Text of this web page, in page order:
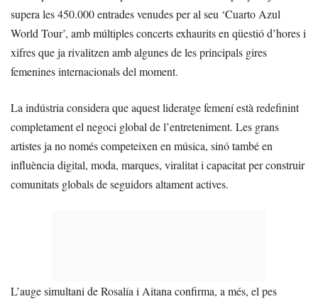
supera les 450.000 entrades venudes per al seu ‘Cuarto Azul
World Tour’, amb múltiples concerts exhaurits en qüestió d’hores i
xifres que ja rivalitzen amb algunes de les principals gires
femenines internacionals del moment.
La indústria considera que aquest lideratge femení està redefinint
completament el negoci global de l’entreteniment. Les grans
artistes ja no només competeixen en música, sinó també en
influència digital, moda, marques, viralitat i capacitat per construir
comunitats globals de seguidors altament actives.
L’auge simultani de Rosalía i Aitana confirma, a més, el pes